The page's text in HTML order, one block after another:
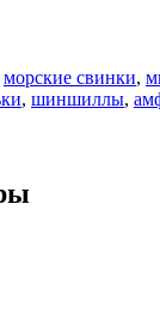
морские свинки,
, шиншиллы,